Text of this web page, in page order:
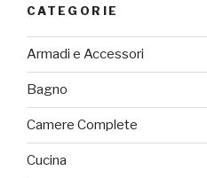
CATEGORIE
Armadi e Accessori
Bagno
Camere Complete
Cucina